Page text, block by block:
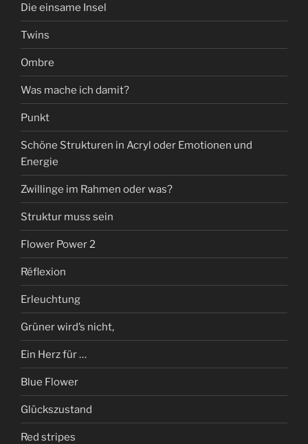
Die einsame Insel
Twins
Ombre
Was mache ich damit?
Punkt
Schöne Strukturen in Acryl oder Emotionen und
Energie
Zwillinge im Rahmen oder was?
Struktur muss sein
Flower Power 2
Réflexion
Erleuchtung
Grüner wird’s nicht,
Ein Herz für …
Blue Flower
Glückszustand
Red stripes